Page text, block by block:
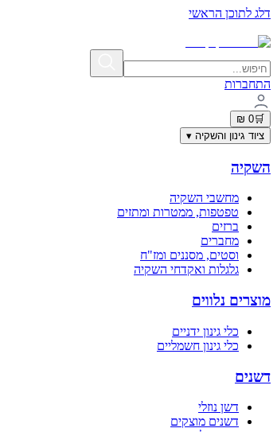
דלג לתוכן הראשי
התחברות
🛒
0 ₪
ציוד גינון והשקיה ▾
השקיה
מחשבי השקיה
טפטפות, ממטרות ומתזים
ברזים
מחברים
וסטים, מסננים ומז"ח
גלגלות ואקדחי השקיה
מוצרים נלווים
כלי גינון ידניים
כלי גינון חשמליים
דשנים
דשן נוזלי
דשנים מוצקים